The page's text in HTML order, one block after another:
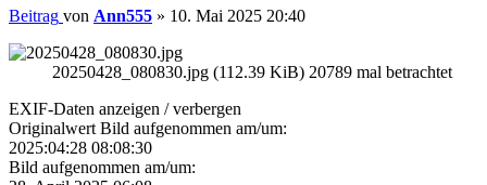
Beitrag von Ann555 » 10. Mai 2025 20:40
20250428_080830.jpg (112.39 KiB) 20789 mal betrachtet
EXIF-Daten anzeigen / verbergen
Originalwert Bild aufgenommen am/um:
2025:04:28 08:08:30
Bild aufgenommen am/um: